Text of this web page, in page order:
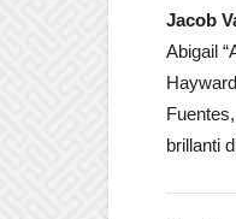
Jacob
Abigail
brillanti